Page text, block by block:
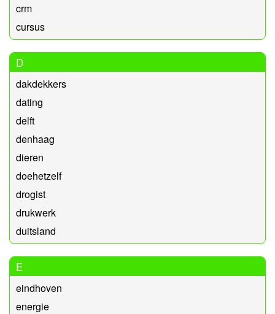
crm
cursus
D
dakdekkers
dating
delft
denhaag
dieren
doehetzelf
drogist
drukwerk
duitsland
E
eindhoven
energie